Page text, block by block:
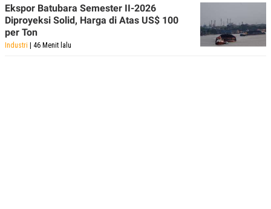
Ekspor Batubara Semester II-2026
Diproyeksi Solid, Harga di Atas US$ 100
per Ton
Industri | 46 Menit lalu